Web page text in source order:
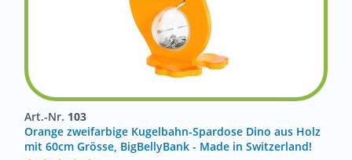
Art.-Nr. 103
Orange zweifarbige Kugelbahn-Spardose Dino aus Holz
mit 60cm Grösse, BigBellyBank - Made in Switzerland!